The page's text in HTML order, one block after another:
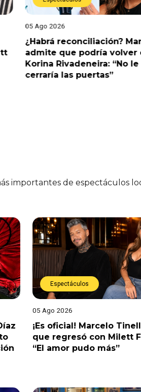
05 Ago 2026
¿Habrá reconciliación?
admite que podría volver
Korina Rivadeneira: “No le
cerraría las puertas”
importantes de espectáculos
Espectáculos
05 Ago 2026
¡Es oficial! Marcelo
que regresó con Milett
“El amor pudo más”